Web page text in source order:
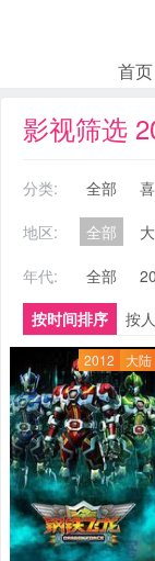
首页
影视筛选
分类: 全部
地区:
全部
年代:
全部
按时间排序
按
2012 大陆